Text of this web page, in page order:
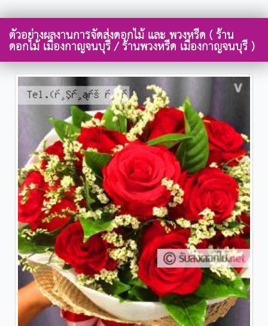
ตัวอย่างผลงานการจัดส่งดอกไม้ และ พวงหรีด ( ร้าน
ดอกไม้ เมืองกาญจนบุรี / ร้านพวงหรีด เมืองกาญจนบุรี )